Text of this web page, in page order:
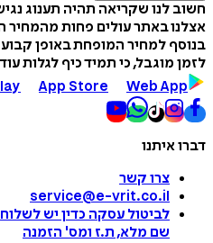
חשוב לנו שקריאה תהיה תענוג
אצלנו באתר עולים פחות מהמחיר
בנוסף למחיר המופחת באופן
לזמן מוגבל, כי תמיד כיף לגלות
App Store Web App
דברו איתנו
צרו קשר
service@e-vrit.co.il
לביטול עסקה כדין יש לשלוח
שם מלא, ת.ז ומס' הזמנה